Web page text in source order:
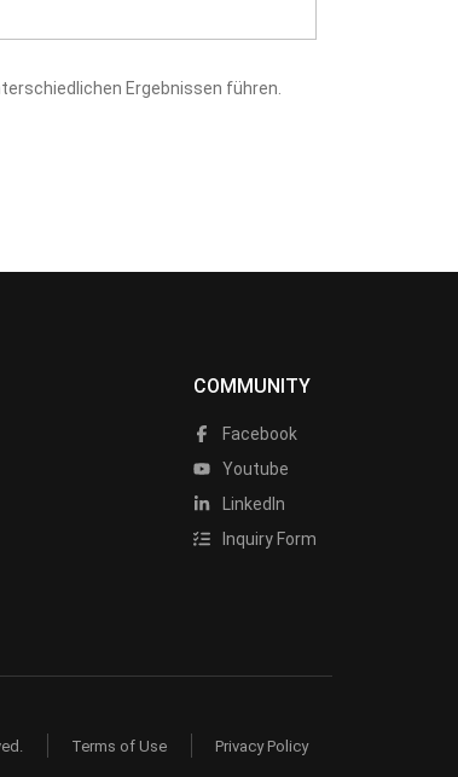
Ergebnissen führen.
COMMUNITY
Facebook
Youtube
LinkedIn
Inquiry Form
Terms of Use Privacy Policy